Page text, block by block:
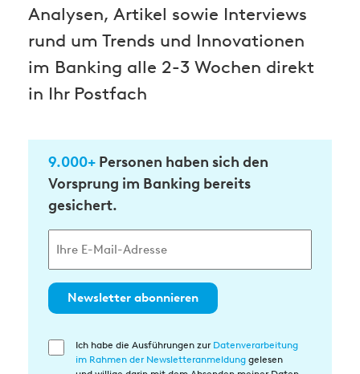
Analysen, Artikel sowie Interviews
rund um Trends und Innovationen
im Banking alle 2-3 Wochen direkt
in Ihr Postfach
9.000+ Personen haben sich den
Vorsprung im Banking bereits
gesichert.
Newsletter abonnieren
Einwilligung
Ich habe die Ausführungen zur Datenverarbeitung
im Rahmen der Newsletteranmeldung gelesen